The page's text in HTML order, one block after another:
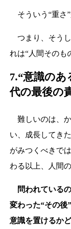
そういう“重さ”
つまり、そう
れは“人間そのも
7.“意識の
代の最後の
難しいのは、
い、成長してき
がみつくべきで
わる以上、人間
問われている
変わった“その後
意識を置けるか